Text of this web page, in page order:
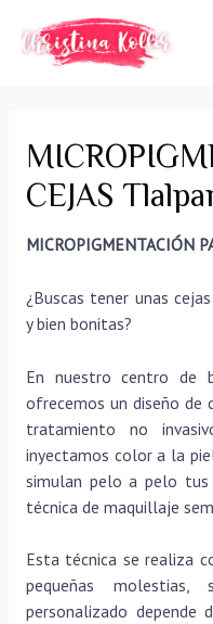
contenido
CEJAS
MICROPIGMENTACIÓN
¿Buscas tener unas
y bien bonitas?
En nuestro centro de
ofrecemos un diseño de
tratamiento no
inyectamos color a la
simulan pelo a pelo tus
técnica de maquillaje
Esta técnica se realiza
pequeñas
personalizado